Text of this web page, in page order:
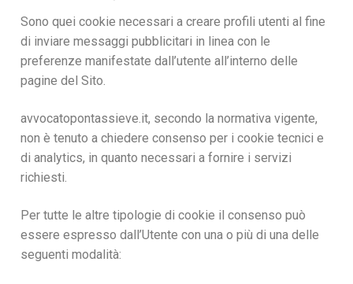
Sono quei cookie necessari a creare profili utenti al fine
di inviare messaggi pubblicitari in linea con le
preferenze manifestate dall’utente all’interno delle
pagine del Sito.
avvocatopontassieve.it, secondo la normativa vigente,
non è tenuto a chiedere consenso per i cookie tecnici e
di analytics, in quanto necessari a fornire i servizi
richiesti.
Per tutte le altre tipologie di cookie il consenso può
essere espresso dall’Utente con una o più di una delle
seguenti modalità: